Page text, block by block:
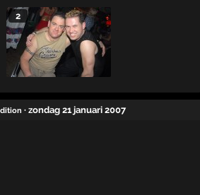
2
· zondag 21 januari 2007